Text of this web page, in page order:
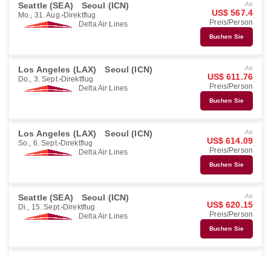
Seattle (SEA) Seoul (ICN)
Mo., 31. Aug. Direktflug
Delta Air Lines
Ab
US$ 567.4
Preis/Person
Buchen Sie
Los Angeles (LAX) Seoul (ICN)
Do., 3. Sept. Direktflug
Delta Air Lines
Ab
US$ 611.76
Preis/Person
Buchen Sie
Los Angeles (LAX) Seoul (ICN)
So., 6. Sept. Direktflug
Delta Air Lines
Ab
US$ 614.09
Preis/Person
Buchen Sie
Seattle (SEA) Seoul (ICN)
Di., 15. Sept. Direktflug
Delta Air Lines
Ab
US$ 620.15
Preis/Person
Buchen Sie